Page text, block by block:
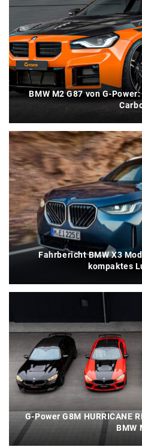
BMW M2 G87 von G-
Fahrbericht BMW X3
kompaktes
G-Power G8M HURRICANE
BMW